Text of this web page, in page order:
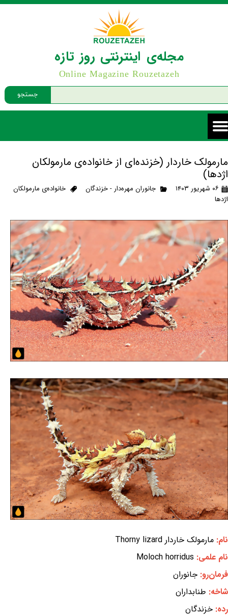
جستجو
مجله‌ی اینترنتی روز تازه
Online Magazine Rouzetazeh
مارمولک خاردار (خزنده‌ای از خانواده‌ی مارمولکان
اژدها)
۰۶ شهریور ۱۴۰۳ جانوران مهره‌دار - خزندگان
خانواده‌ی مارمولکان
اژدها
نام: مارمولک خاردار Thorny lizard
نام علمی: Moloch horridus
فرمان‌رو: جانوران
شاخه: طنابداران
رده: خزندگان